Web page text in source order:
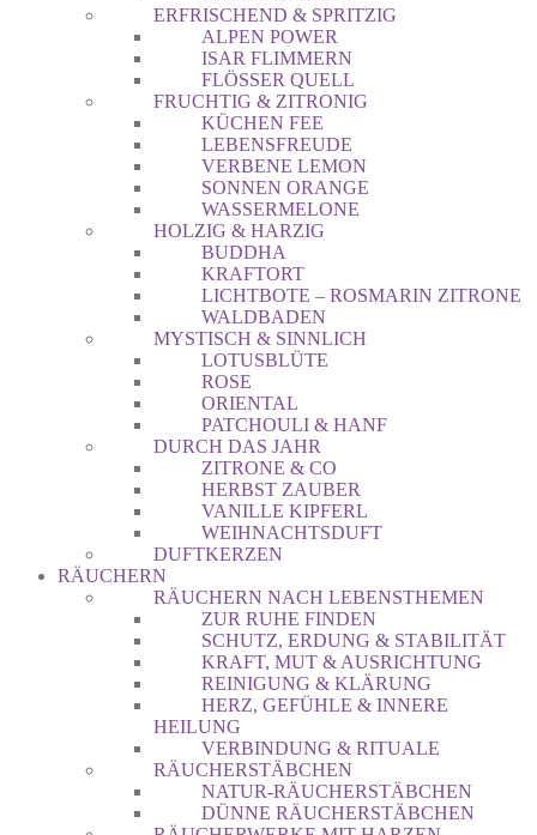
ERFRISCHEND & SPRITZIG
ALPEN POWER
ISAR FLIMMERN
FLÖSSER QUELL
FRUCHTIG & ZITRONIG
KÜCHEN FEE
LEBENSFREUDE
VERBENE LEMON
SONNEN ORANGE
WASSERMELONE
HOLZIG & HARZIG
BUDDHA
KRAFTORT
LICHTBOTE – ROSMARIN ZITRONE
WALDBADEN
MYSTISCH & SINNLICH
LOTUSBLÜTE
ROSE
ORIENTAL
PATCHOULI & HANF
DURCH DAS JAHR
ZITRONE & CO
HERBST ZAUBER
VANILLE KIPFERL
WEIHNACHTSDUFT
DUFTKERZEN
RÄUCHERN
RÄUCHERN NACH LEBENSTHEMEN
ZUR RUHE FINDEN
SCHUTZ, ERDUNG & STABILITÄT
KRAFT, MUT & AUSRICHTUNG
REINIGUNG & KLÄRUNG
HERZ, GEFÜHLE & INNERE
HEILUNG
VERBINDUNG & RITUALE
RÄUCHERSTÄBCHEN
NATUR-RÄUCHERSTÄBCHEN
DÜNNE RÄUCHERSTÄBCHEN